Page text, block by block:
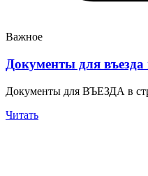
Важное
Документы для въезда
Документы для ВЪЕЗДА в
Читать